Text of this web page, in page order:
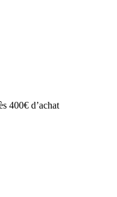
400€ d’achat